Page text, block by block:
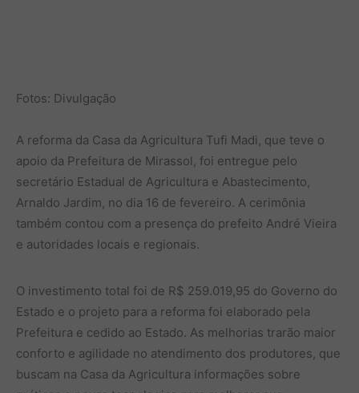
Fotos: Divulgação
A reforma da Casa da Agricultura Tufi Madi, que teve o
apoio da Prefeitura de Mirassol, foi entregue pelo
secretário Estadual de Agricultura e Abastecimento,
Arnaldo Jardim, no dia 16 de fevereiro. A cerimônia
também contou com a presença do prefeito André Vieira
e autoridades locais e regionais.
O investimento total foi de R$ 259.019,95 do Governo do
Estado e o projeto para a reforma foi elaborado pela
Prefeitura e cedido ao Estado. As melhorias trarão maior
conforto e agilidade no atendimento dos produtores, que
buscam na Casa da Agricultura informações sobre